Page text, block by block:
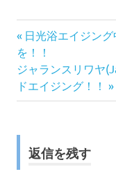
投
稿
ナ
ビ
ゲ
前
の
記
事:
日光浴エイジン
を！！
次
の
記
ジャランスリワヤ
ドエイジング！！
返信を残す